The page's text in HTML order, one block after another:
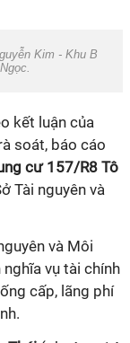
Kim - Khu B
kết luận của
soát, báo cáo
cư 157/R8 Tô
Tài nguyên và
và Môi
vụ tài chính
cấp, lãng phí